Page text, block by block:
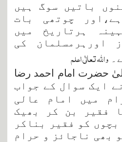
باتیں سوگ ہیں
چوتھی بات
ہرتاریخ میں
اورہرمسلمان کی
واﷲ تعالٰی اعلم
حضرت امام احمد رضا
ایک سوال کے جواب
میں امام عالی
فقیر بن کر بھیک
کو فقیر بناکر
بھی ناجائز و حرام